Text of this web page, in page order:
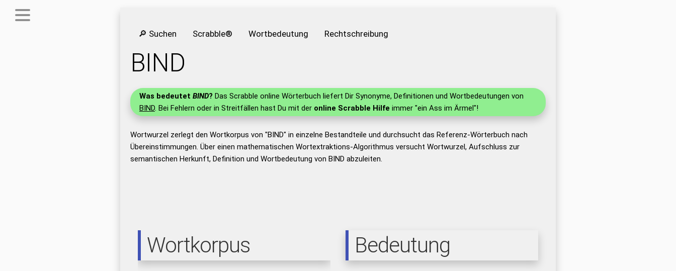
🔎 Suchen Scrabble® Wortbedeutung Rechtschreibung
BIND
Was bedeutet BIND? Das Scrabble online Wörterbuch liefert Dir Synonyme, Definitionen und Wortbedeutungen von
BIND. Bei Fehlern oder in Streitfällen hast Du mit der online Scrabble Hilfe immer "ein Ass im Ärmel"!
Wortwurzel zerlegt den Wortkorpus von "BIND" in einzelne Bestandteile und durchsucht das Referenz-Wörterbuch nach
Übereinstimmungen. Über einen mathematischen Wortextraktions-Algorithmus versucht Wortwurzel, Aufschluss zur
semantischen Herkunft, Definition und Wortbedeutung von BIND abzuleiten.
Wortkorpus Bedeutung